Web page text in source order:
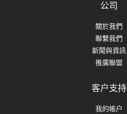
公司
關於我們
聯繫我們
新聞與資訊
推廣聯盟
客户支持
我的帳户